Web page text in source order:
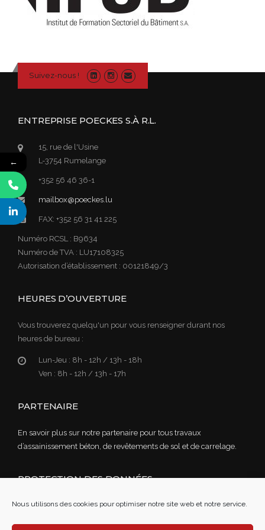
Nous utilisons des cookies pour optimiser notre site web et notre service.
Suivez-nous !
ENTREPRISE POECKES S.À R.L.
15, rue de l'Usine
L-3754 Rumelange
+352 56 46 36-1
mailbox@poeckes.lu
FAX: +352 56 31 41 225
Numéro RCSL : B9634
Numéro de TVA : LU17108325
Autorisation d’établissement : 00121849/3
HEURES D’OUVERTURE
Vous trouverez quelqu'un pour vous renseigner durant nos
heures de bureau :
Lun-Jeu : 8h - 12h / 13h - 18h
Ven : 8h - 12h / 13h - 17h
PARTENAIRE
En savoir plus sur notre partenaire pour tous travaux
d’assainissement béton, de revêtements de sol et de carrelage.
PROTECTION DES DONNÉES
Lire notre politique de confidentialité des données
Mentions légales
←